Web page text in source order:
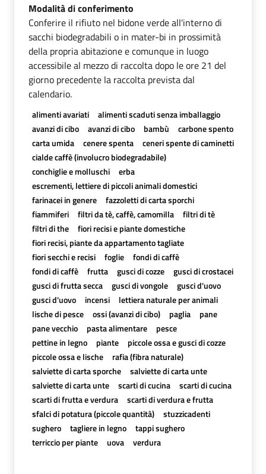
Modalità di conferimento
Conferire il rifiuto nel bidone verde all'interno di
sacchi biodegradabili o in mater-bi in prossimità
della propria abitazione e comunque in luogo
accessibile al mezzo di raccolta dopo le ore 21 del
giorno precedente la raccolta prevista dal
calendario.
alimenti avariati
alimenti scaduti senza imballaggio
avanzi di cibo
avanzi di cibo bambù
carbone spento
carta umida
cenere spenta
ceneri spente di caminetti
cialde caffè (involucro biodegradabile)
conchiglie e molluschi
erba
escrementi, lettiere di piccoli animali domestici
farinacei in genere
fazzoletti di carta sporchi
fiammiferi
filtri da tè, caffè, camomilla
filtri di tè
filtri di the
fiori recisi e piante domestiche
fiori recisi, piante da appartamento tagliate
fiori secchi e recisi
foglie
fondi di caffè
fondi di caffè
frutta gusci di cozze
gusci di crostacei
gusci di frutta secca
gusci di vongole
gusci d'uovo
gusci d'uovo
incensi
lettiera naturale per animali
lische di pesce
ossi (avanzi di cibo) paglia
pane
pane vecchio
pasta alimentare
pesce
pettine in legno
piante
piccole ossa e gusci di cozze
piccole ossa e lische
rafia (fibra naturale)
salviette di carta sporche
salviette di carta unte
salviette di carta unte
scarti di cucina
scarti di cucina
scarti di frutta e verdura
scarti di verdura e frutta
sfalci di potatura (piccole quantità)
stuzzicadenti
sughero
tagliere in legno
tappi sughero
terriccio per piante
uova verdura